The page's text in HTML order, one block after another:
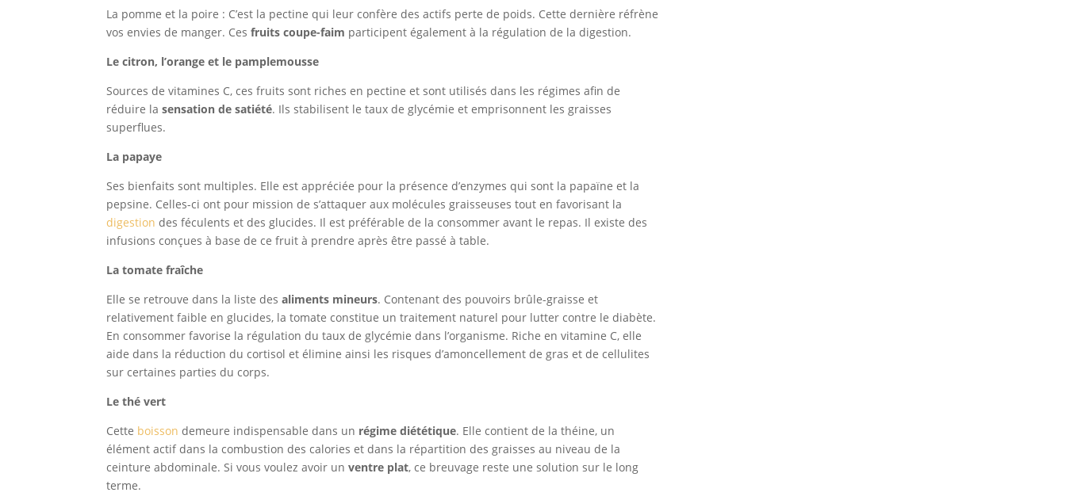
La pomme et la poire : C’est la pectine qui leur confère des actifs perte de poids. Cette dernière réfrène
vos envies de manger. Cesfruits coupe-faim participent également à la régulation de la digestion.
Le citron, l’orange et le pamplemousse
Sources de vitamines C, ces fruits sont riches en pectine et sont utilisés dans les régimes afin de
réduire lasensation de satiété. Ils stabilisent le taux de glycémie et emprisonnent les graisses
superflues.
La papaye
Ses bienfaits sont multiples. Elle est appréciée pour la présence d’enzymes qui sont la papaïne et la
pepsine. Celles-ci ont pour mission de s’attaquer aux molécules graisseuses tout en favorisant la
digestion des féculents et des glucides. Il est préférable de la consommer avant le repas. Il existe des
infusions conçues à base de ce fruit à prendre après être passé à table.
La tomate fraîche
Elle se retrouve dans la liste desaliments mineurs. Contenant des pouvoirs brûle-graisse et
relativement faible en glucides, la tomate constitue un traitement naturel pour lutter contre le diabète.
En consommer favorise la régulation du taux de glycémie dans l’organisme. Riche en vitamine C, elle
aide dans la réduction du cortisol et élimine ainsi les risques d’amoncellement de gras et de cellulites
sur certaines parties du corps.
Le thé vert
Cette boisson demeure indispensable dans un régime diététique. Elle contient de la théine, un
élément actif dans la combustion des calories et dans la répartition des graisses au niveau de la
ceinture abdominale. Si vous voulez avoir unventre plat, ce breuvage reste une solution sur le long
terme.